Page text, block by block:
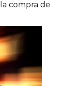
compra de